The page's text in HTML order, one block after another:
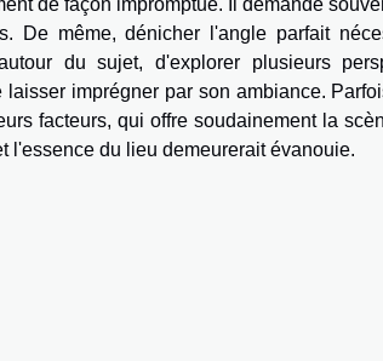
De même, dénicher l'angle parfait
du sujet, d'explorer plusieurs
imprégner par son ambiance.
facteurs, qui offre soudainement la
l'essence du lieu demeurerait évanouie.